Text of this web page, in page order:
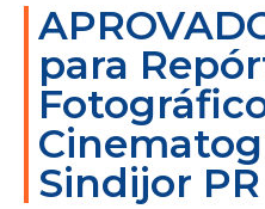
para
Sindijor PR